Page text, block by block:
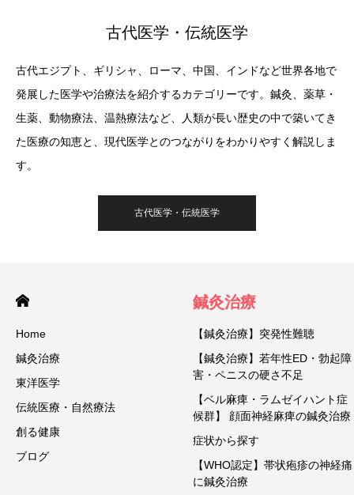
古代医学・伝統医学
古代エジプト、ギリシャ、ローマ、中国、インドなど世界各地で
発展した医学や治療法を紹介するカテゴリーです。鍼灸、薬草・
生薬、動物療法、温熱療法など、人類が長い歴史の中で築いてき
た医療の知恵と、現代医学とのつながりをわかりやすく解説しま
す。
古代医学・伝統医学
Home
鍼灸治療
東洋医学
伝統医療・自然療法
創る健康
ブログ
鍼灸治療
【鍼灸治療】突発性難聴
【鍼灸治療】若年性ED・勃起障
害・ペニスの硬さ不足
【ベル麻痺・ラムゼイハント症
候群】 顔面神経麻痺の鍼灸治療
症状から探す
【WHO認定】帯状疱疹の神経痛
に鍼灸治療